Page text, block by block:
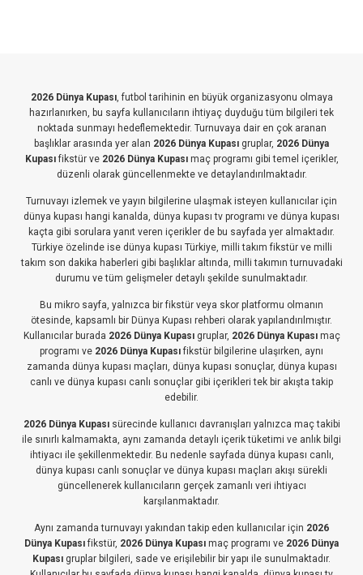
2026 Dünya Kupası, futbol tarihinin en büyük organizasyonu olmaya
hazırlanırken, bu sayfa kullanıcıların ihtiyaç duyduğu tüm bilgileri tek
noktada sunmayı hedeflemektedir. Turnuvaya dair en çok aranan
başlıklar arasında yer alan 2026 Dünya Kupası gruplar, 2026 Dünya
Kupasıfikstür ve 2026 Dünya Kupasımaç programı gibi temel içerikler,
düzenli olarak güncellenmekte ve detaylandırılmaktadır.
Turnuvayı izlemek ve yayın bilgilerine ulaşmak isteyen kullanıcılar için
dünya kupası hangi kanalda, dünya kupası tv programı ve dünya kupası
kaçta gibi sorulara yanıt veren içerikler de bu sayfada yer almaktadır.
Türkiye özelinde ise dünya kupası Türkiye, milli takım fikstür ve milli
takım son dakika haberleri gibi başlıklar altında, milli takımın turnuvadaki
durumu ve tüm gelişmeler detaylı şekilde sunulmaktadır.
Bu mikro sayfa, yalnızca bir fikstür veya skor platformu olmanın
ötesinde, kapsamlı bir Dünya Kupası rehberi olarak yapılandırılmıştır.
Kullanıcılar burada 2026 Dünya Kupasıgruplar, 2026 Dünya Kupasımaç
programı ve 2026 Dünya Kupasıfikstür bilgilerine ulaşırken, aynı
zamanda dünya kupası maçları, dünya kupası sonuçlar, dünya kupası
canlı ve dünya kupası canlı sonuçlar gibi içerikleri tek bir akışta takip
edebilir.
2026 Dünya Kupasısürecinde kullanıcı davranışları yalnızca maç takibi
ile sınırlı kalmamakta, aynı zamanda detaylı içerik tüketimi ve anlık bilgi
ihtiyacı ile şekillenmektedir. Bu nedenle sayfada dünya kupası canlı,
dünya kupası canlı sonuçlar ve dünya kupası maçları akışı sürekli
güncellenerek kullanıcıların gerçek zamanlı veri ihtiyacı
karşılanmaktadır.
Aynı zamanda turnuvayı yakından takip eden kullanıcılar için 2026
Dünya Kupasıfikstür, 2026 Dünya Kupası maç programı ve 2026 Dünya
Kupası gruplar bilgileri, sade ve erişilebilir bir yapı ile sunulmaktadır.